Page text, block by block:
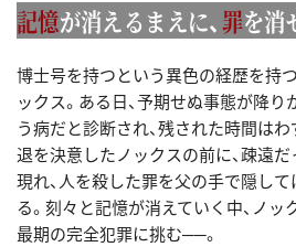
記憶が消えるまえに、罪を
博士号を持つという異色の経歴を持
ックス。ある日、予期せぬ事態が降
う病だと診断され、残された時間は
退を決意したノックスの前に、疎遠
現れ、人を殺した罪を父の手で隠し
る。刻々と記憶が消えていく中、ノ
最期の完全犯罪に挑む──。